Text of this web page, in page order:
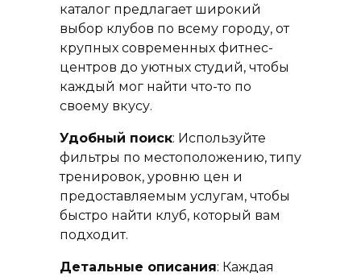
каталог предлагает широкий
выбор клубов по всему городу, от
крупных современных фитнес-
центров до уютных студий, чтобы
каждый мог найти что-то по
своему вкусу.
Удобный поиск: Используйте
фильтры по местоположению, типу
тренировок, уровню цен и
предоставляемым услугам, чтобы
быстро найти клуб, который вам
подходит.
Детальные описания: Каждая